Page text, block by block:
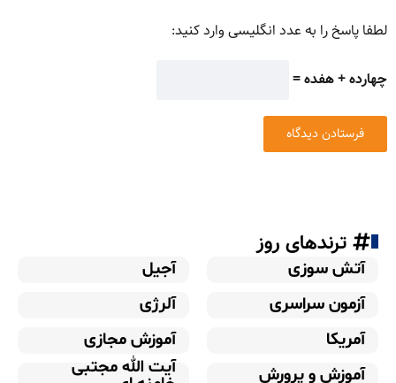
لطفا پاسخ را به عدد انگلیسی وارد کنید:
چهارده + هفده =
ترندهای روز
آتش سوزی
آجیل
آزمون سراسری
آلرژی
آمریکا
آموزش مجازی
آموزش و پرورش
آیت الله مجتبی